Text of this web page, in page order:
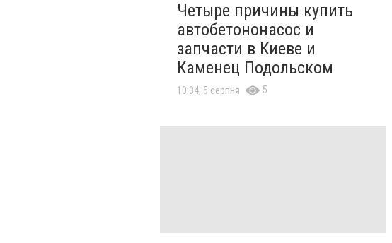
Четыре причины купить
автобетононасос и
запчасти в Киеве и
Каменец Подольском
10:34, 5 серпня 5